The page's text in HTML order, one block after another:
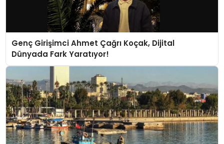
Genç Girişimci Ahmet Çağrı Koçak, Dijital
Dünyada Fark Yaratıyor!